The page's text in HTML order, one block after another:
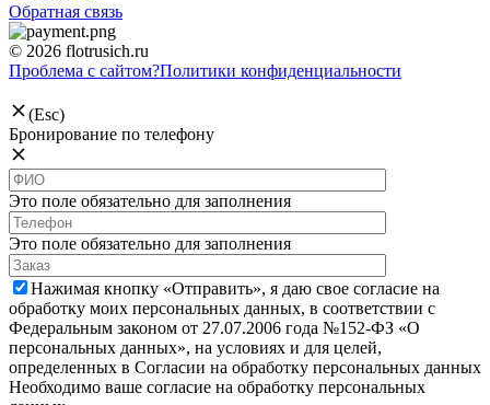
Обратная связь
© 2026 flotrusich.ru
Проблема с сайтом?Политики конфиденциальности
(Esc)
Бронирование по телефону
Это поле обязательно для заполнения
Это поле обязательно для заполнения
Нажимая кнопку «Отправить», я даю свое согласие на
обработку моих персональных данных, в соответствии с
Федеральным законом от 27.07.2006 года №152-ФЗ «О
персональных данных», на условиях и для целей,
определенных в Согласии на обработку персональных данных
Необходимо ваше согласие на обработку персональных